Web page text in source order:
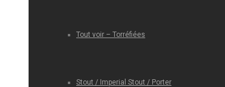
Tout voir – Torréfiées
Stout / Imperial Stout / Porter